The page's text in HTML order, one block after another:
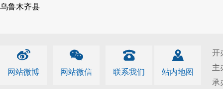
乌鲁木齐县
网站微博 网站微信 联系我们 站内地图
开
主
承